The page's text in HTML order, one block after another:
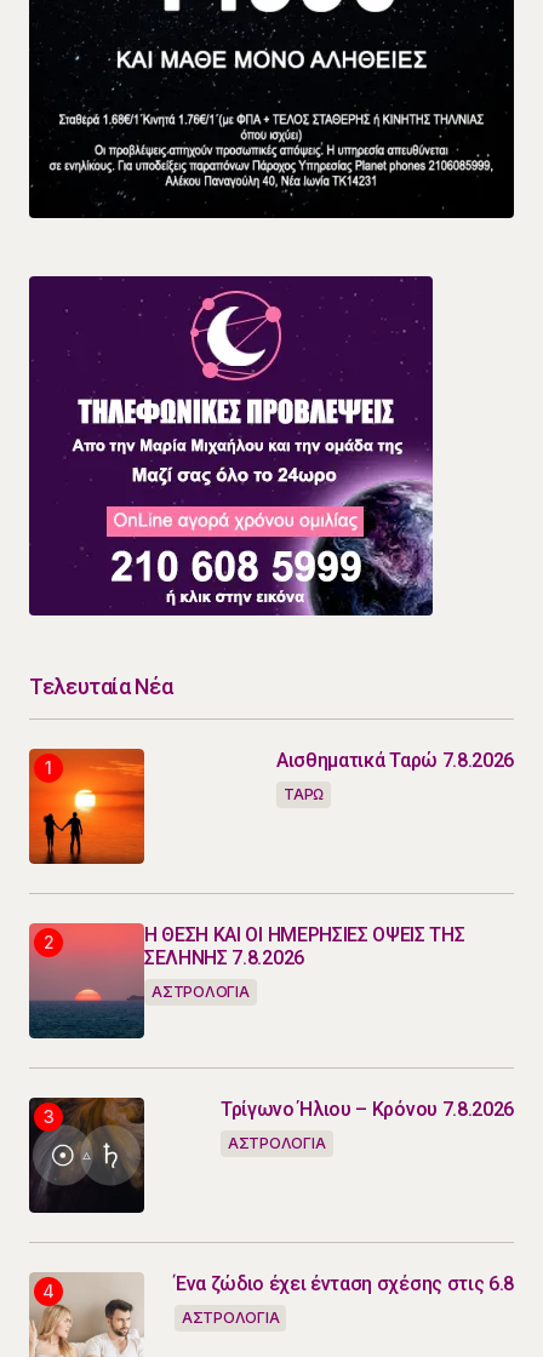
Τελευταία Νέα
Αισθηματικά Ταρώ 7.8.2026
ΤΑΡΩ
Η ΘΕΣΗ ΚΑΙ ΟΙ ΗΜΕΡΗΣΙΕΣ ΟΨΕΙΣ ΤΗΣ
ΣΕΛΗΝΗΣ 7.8.2026
ΑΣΤΡΟΛΟΓΙΑ
Τρίγωνο Ήλιου – Κρόνου 7.8.2026
ΑΣΤΡΟΛΟΓΙΑ
Ένα ζώδιο έχει ένταση σχέσης στις 6.8
ΑΣΤΡΟΛΟΓΙΑ